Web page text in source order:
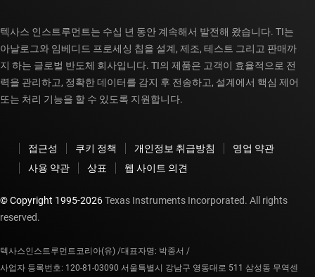
텍사스 인스트루먼트는 수십 년 동안 계속해서 발전해 왔습니다. TI는
아날로그와 임베디드 프로세싱 칩을 설계, 제조, 테스트 그리고 판매까
지 하는 글로벌 반도체 회사입니다. TI의 제품은 고객이 효율적으로 전
력을 관리하고, 정확한 데이터를 감지 후 전송하고, 설계에서 핵심 제어
또는 처리 기능을 할 수 있도록 지원합니다.
접근성 쿠키 정책 개인정보 취급방침
영업 약관
사용 약관
상표 웹 사이트 의견
© Copyright 1995-2026Texas Instruments Incorporated. All rights
reserved.
텍사스인스트루먼트코리아(유) /대표자명: 박중서 /
사업자 등록번호: 120-81-03090 서울특별시 강남구 영동대로 511 삼성동 무역센